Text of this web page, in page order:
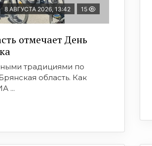
8 АВГУСТА 2026, 13:42 15
отмечает День
традициями по
область. Как
...